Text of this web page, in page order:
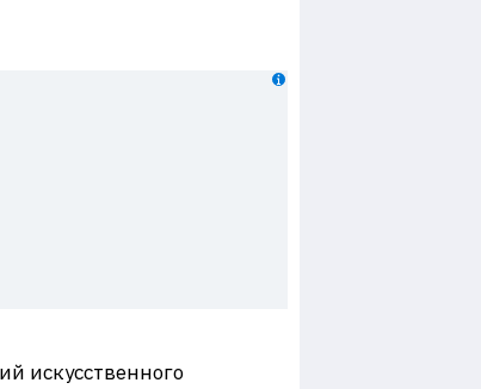
искусственного